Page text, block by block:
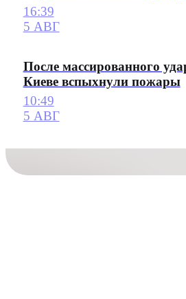
16:39
5 АВГ
После массированного
Киеве вспыхнули пожары
10:49
5 АВГ